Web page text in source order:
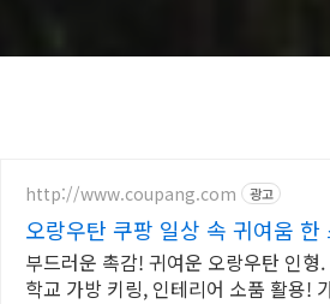
http://www.coupang.com 광고
오랑우탄 쿠팡 일상 속 귀여움 한
부드러운 촉감! 귀여운 오랑우탄 인
학교 가방 키링, 인테리어 소품 활용!